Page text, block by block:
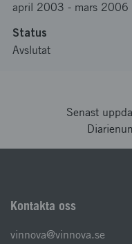
april 2003 - mars 2006
Status
Avslutat
Senast
Kontakta oss
vinnova@vinnova.se